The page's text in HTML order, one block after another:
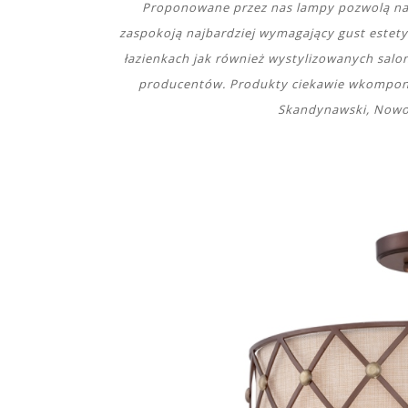
Proponowane przez nas lampy pozwolą
zaspokoją najbardziej wymagający gust
łazienkach jak również wystylizowanych
producentów. Produkty ciekawie
Skandynawski,